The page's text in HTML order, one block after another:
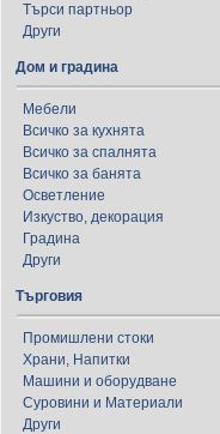
Търси партньор
Други
Дом и градина
Мебели
Всичко за кухнята
Всичко за спалнята
Всичко за банята
Осветление
Изкуство, декорация
Градина
Други
Търговия
Промишлени стоки
Храни, Напитки
Машини и оборудване
Суровини и Материали
Други